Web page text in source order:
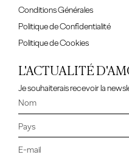
Conditions Générales
Politique de Confidentialité
Politique de Cookies
L'ACTUALITÉ
Je souhaiterais recevoir la